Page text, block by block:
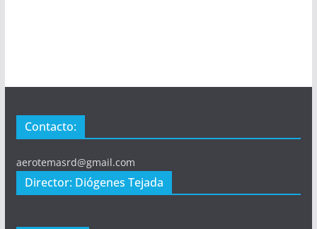
Contacto:
aerotemasrd@gmail.com
Director: Diógenes Tejada